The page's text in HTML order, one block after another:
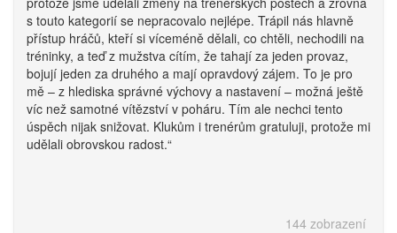
s touto kategorií se nepracovalo nejlépe. Trápil nás hlavně
přístup hráčů, kteří si víceméně dělali, co chtěli, nechodili na
tréninky, a teď z mužstva cítím, že tahají za jeden provaz,
bojují jeden za druhého a mají opravdový zájem. To je pro
mě – z hlediska správné výchovy a nastavení – možná ještě
víc než samotné vítězství v poháru. Tím ale nechci tento
úspěch nijak snižovat. Klukům i trenérům gratuluji, protože mi
udělali obrovskou radost.“
144 zobrazení